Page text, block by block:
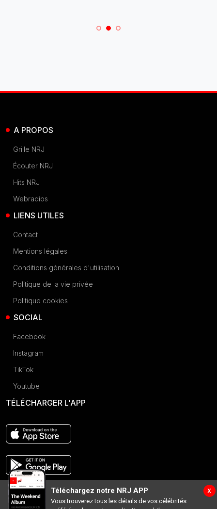
A PROPOS
Grille NRJ
Écouter NRJ
Hits NRJ
Webradios
LIENS UTILES
Contact
Mentions légales
Conditions générales d'utilisation
Politique de la vie privée
Politique cookies
SOCIAL
Facebook
Instagram
TikTok
Youtube
TÉLÉCHARGER L'APP
Téléchargez notre NRJ APP
Vous trouverez tous les détails de vos célébrités
x